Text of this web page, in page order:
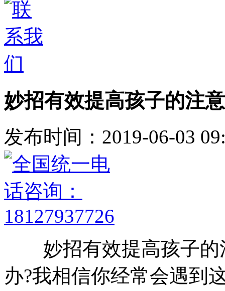
妙招有效提高孩子的注
发布时间：2019-06-03
妙招有效提高孩子的
办?我相信你经常会遇到